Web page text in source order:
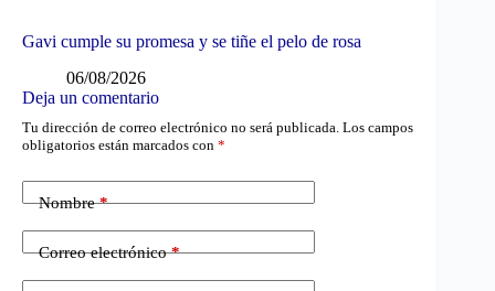
Gavi cumple su promesa y se tiñe el pelo de rosa
06/08/2026
Deja un comentario
Tu dirección de correo electrónico no será publicada. Los campos
obligatorios están marcados con *
Nombre*
Correo electrónico*